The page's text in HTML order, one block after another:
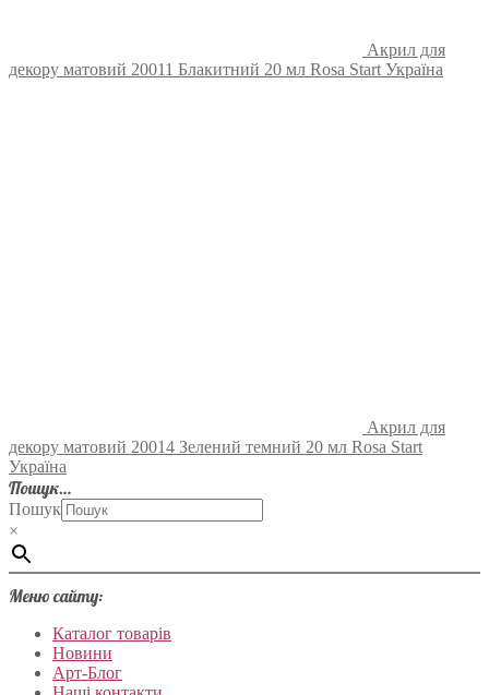
Акрил для
декору матовий 20011 Блакитний 20 мл Rosa Start Україна
Акрил для
декору матовий 20014 Зелений темний 20 мл Rosa Start
Україна
Пошук…
Пошук
×
Меню сайту:
Каталог товарів
Новини
Арт-Блог